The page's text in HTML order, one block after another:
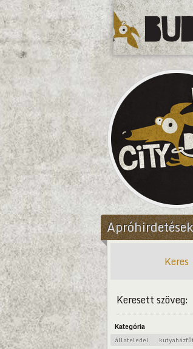
CityDogs
Keres
Keresett szöveg:
Kategória
állateledel